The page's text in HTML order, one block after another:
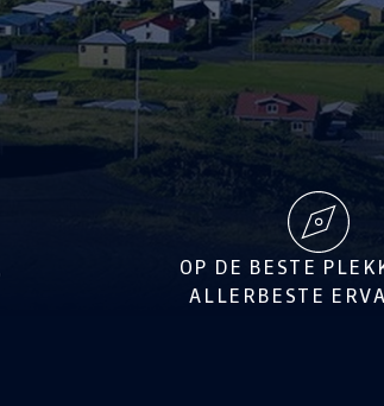
OP DE BESTE
ALLERBESTE